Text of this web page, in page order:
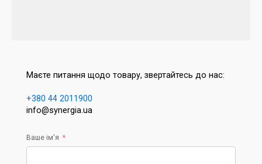
Маєте питання щодо товару, звертайтесь до нас:
+380 44 2011900
info@synergia.ua
Ваше ім'я